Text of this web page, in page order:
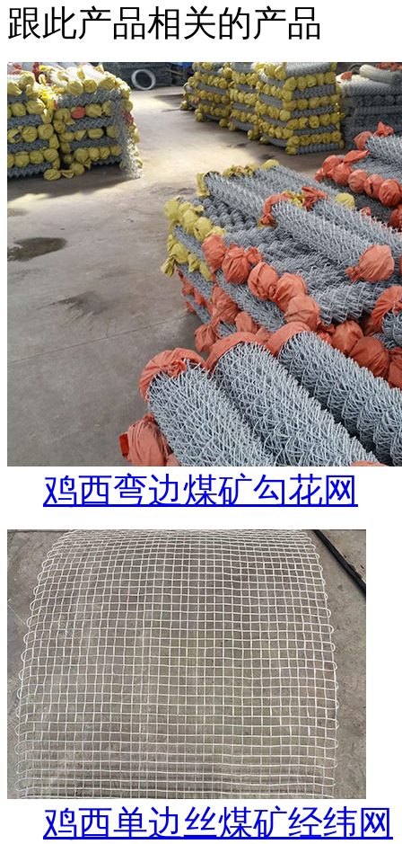
跟此产品相关的产品
鸡西弯边煤矿勾花网
鸡西单边丝煤矿经纬网